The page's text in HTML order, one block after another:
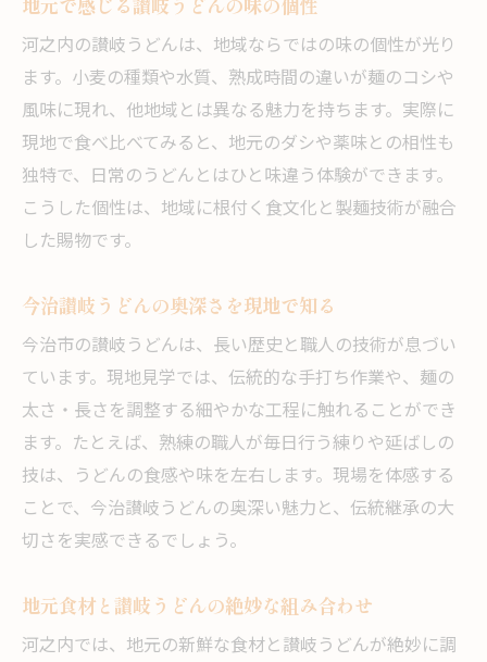
河之内の讃岐うどんは、地域ならではの味の個性が光り
ます。小麦の種類や水質、熟成時間の違いが麺のコシや
風味に現れ、他地域とは異なる魅力を持ちます。実際に
現地で食べ比べてみると、地元のダシや薬味との相性も
独特で、日常のうどんとはひと味違う体験ができます。
こうした個性は、地域に根付く食文化と製麺技術が融合
した賜物です。
今治讃岐うどんの奥深さを現地で知る
今治市の讃岐うどんは、長い歴史と職人の技術が息づい
ています。現地見学では、伝統的な手打ち作業や、麺の
太さ・長さを調整する細やかな工程に触れることができ
ます。たとえば、熟練の職人が毎日行う練りや延ばしの
技は、うどんの食感や味を左右します。現場を体感する
ことで、今治讃岐うどんの奥深い魅力と、伝統継承の大
切さを実感できるでしょう。
地元食材と讃岐うどんの絶妙な組み合わせ
河之内では、地元の新鮮な食材と讃岐うどんが絶妙に調